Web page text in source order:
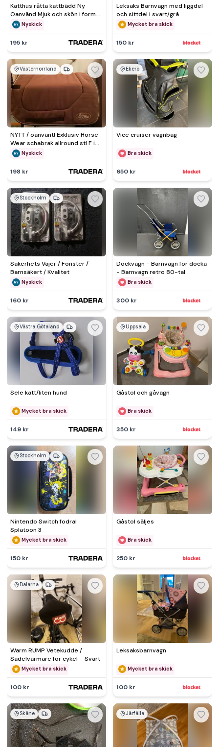
Katthus råtta kattbädd Ny
Oanvänd Mjuk och skön i form
av en råtta
Nyskick
195 kr
Leksaks Barnvagn med liggdel
och sittdel i svart/grå
Mycket bra skick
150 kr
Västernorrland
NYTT / oanvänt! Exklusiv Horse
Wear schabrak allround stl F i
bruntNyskick
198 kr
Ekerö
Vice cruiser vagnbag
Bra skick
650 kr
Stockholm
Säkerhets Vajer / Fönster /
Barnsäkert / Kvalitet
Nyskick
160 kr
Dockvagn - Barnvagn för docka
- Barnvagn retro 80-tal
Bra skick
300 kr
Västra Götaland
Sele katt/liten hund
Mycket bra skick
149 kr
Uppsala
Gåstol och gåvagn
Bra skick
350 kr
Stockholm
Nintendo Switch fodral
Splatoon 3
Mycket bra skick
150 kr
Gåstol säljes
Bra skick
250 kr
Dalarna
Warm RUMP Vetekudde /
Sadelvärmare för cykel – Svart
Mycket bra skick
100 kr
Leksaksbarnvagn
Mycket bra skick
100 kr
Skåne Järfälla